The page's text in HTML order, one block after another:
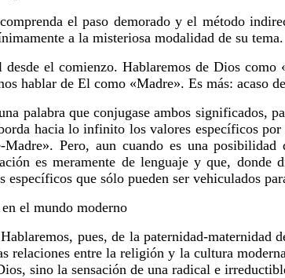
el paso demorado y el método
a la misteriosa modalidad de su tema.
desde el comienzo. Hablaremos de Dios
hablar de El como «Madre». Es más: acaso
palabra que conjugase ambos
hacia lo infinito los valores específicos
Madre». Pero, aun cuando es una
es meramente de lenguaje y que, donde
específicos que sólo pueden ser vehiculados
el mundo moderno
pues, de la paternidad-maternidad
relaciones entre la religión y la cultura
sino la sensación de una radical e